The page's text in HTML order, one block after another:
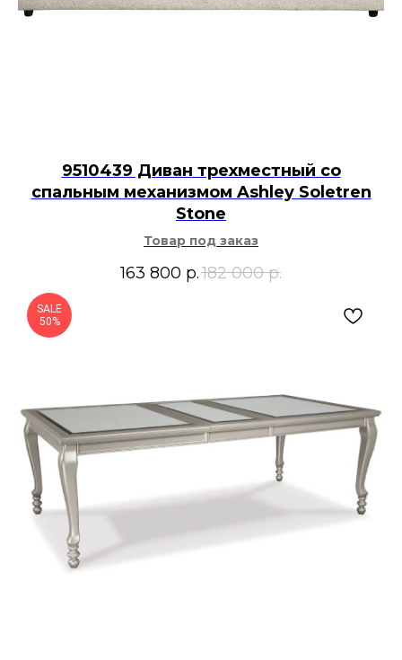
9510439 Диван трехместный со
спальным механизмом Ashley Soletren
Stone
Товар под заказ
163 800 р.182 000 р.
SALE
50%